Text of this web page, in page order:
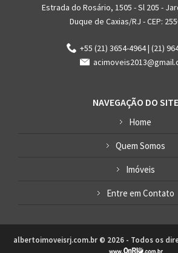
Estrada do Rosário, 1505 - Sl 205 -
Duque de Caxias/RJ - CEP:
+55 (21) 3654-4964 | (21)
NAVEGAÇÃO DO SITE
Home
Quem Somos
Imóveis
Entre em Contato
albertoimoveisrj.com.br © 2026 - Todos